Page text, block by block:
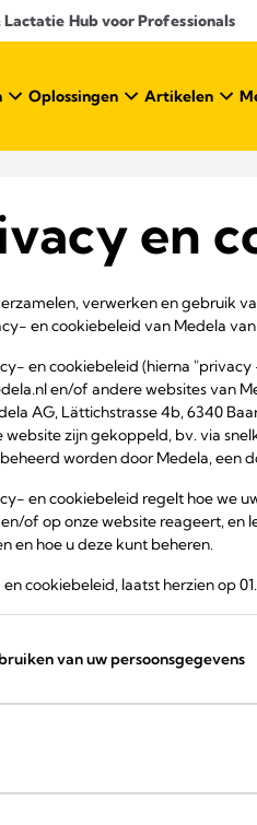
Hub voor Professionals​
Oplossingen Artikelen
en
verwerken en gebruik
en cookiebeleid van Medela
en cookiebeleid (hierna
en/of andere websites van
AG, Lättichstrasse 4b, 6340
website zijn gekoppeld, bv. via
worden door Medela, een
en cookiebeleid regelt hoe we
of op onze website reageert, en
en hoe u deze kunt beheren.
cookiebeleid, laatst herzien op
van uw persoonsgegevens